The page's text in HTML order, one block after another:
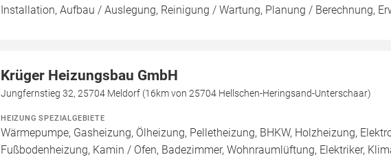
Installation, Aufbau / Auslegung, Reinigung / Wartung, Planung / Berechnung,
Krüger Heizungsbau GmbH
Jungfernstieg 32, 25704 Meldorf (16km von 25704 Hellschen-Heringsand-Unterschaar)
HEIZUNG SPEZIALGEBIETE
Wärmepumpe, Gasheizung, Ölheizung, Pelletheizung, BHKW, Holzheizung,
Fußbodenheizung, Kamin / Ofen, Badezimmer, Wohnraumlüftung, Elektriker,